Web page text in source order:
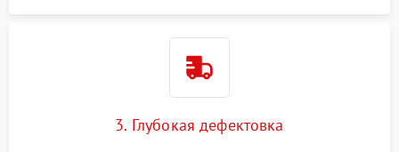
3. Глубокая дефектовка